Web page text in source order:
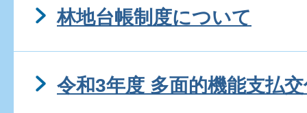
林地台帳制度について
令和3年度 多面的機能支払